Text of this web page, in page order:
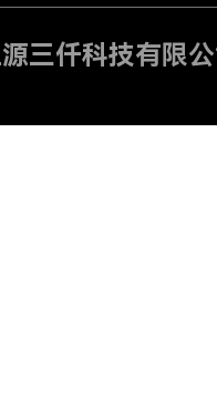
三仟科技有限